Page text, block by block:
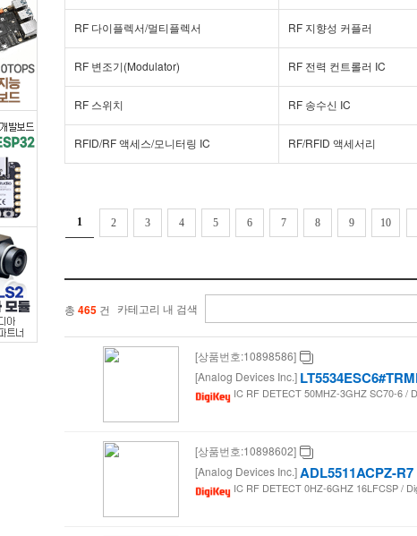
RF
검
출
기
(Detector)
/
디
바
이
RF 다이플렉서/멀티플렉서 RF 지향성 커플러
RF 변조기(Modulator) RF 전력 컨트롤러 IC
RF 스위치 RF 송수신 IC
RFID/RF 액세스/모니터링 IC RF/RFID 액세서리
1 2 3 4 5 6 7 8 9 10
총 465 건 카테고리 내 검색
[상품번호:10898586]
[Analog Devices Inc.]
IC RF DETECT 50MHZ-3GHZ SC70-6 /
[상품번호:10898602]
[Analog Devices Inc.]ADL5511ACPZ-R7
IC RF DETECT 0HZ-6GHZ 16LFCSP /